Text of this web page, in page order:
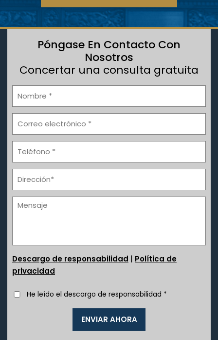
Póngase En Contacto Con
Nosotros
Concertar una consulta gratuita
Descargo de responsabilidad | Política de
privacidad
He leído el descargo de responsabilidad *